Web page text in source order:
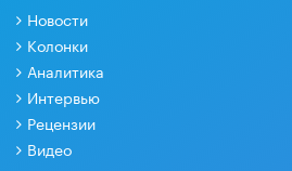
Новости
Колонки
Аналитика
Интервью
Рецензии
Видео